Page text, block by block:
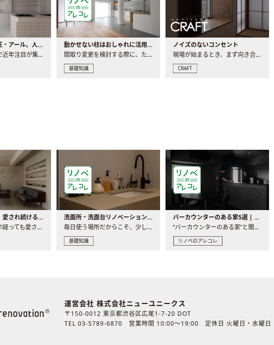
大注目の建築意匠・アール。人気の理由と空間に取り入れるポイント
リノベーションで近年注目が集まる建築意匠の一つであるアール..
動かせない柱はおしゃれに活用！柱を魅せるリノベーション(リノベ)4選
間取り変更を検討する際に、たびたび皆さんの頭を悩ませる動か..
基礎知識
ノイズのないコンセント
現場が始まるとき、まず向き合うものの一つがコンセントです..
CRAFT
世界の名作家具｜愛され続ける理由と一生モノとの出会い方
家具には、何十年経っても愛され続ける「名作」と呼ばれるもの..
洗面所・洗面台リノベーションの事例と間取りアイデア
毎日使う場所だからこそ、少しの間取りの工夫や素材の選び方で..
基礎知識
バーカウンターのある家5選 | 日常に馴染む“距離の近い”キッチンとは
“バーカウンターのある家”と聞くと、少し特別な、大人のための..
リノベのアレコレ
運営会社 株式会社ニューユニークス
〒150-0012 東京都渋谷区広尾1-7-20 DOT
TEL 03-5789-6870 営業時間 10:00〜19:00 定休日 火曜日・水曜日